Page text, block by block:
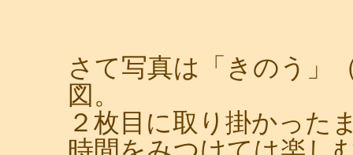
さて写真は「きのう」
図。
２枚目に取り掛かった